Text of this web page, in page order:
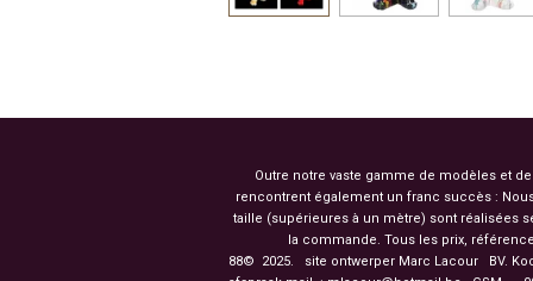
Outre notre vaste gamme de modèles et
rencontrent également un franc succès :
taille (supérieures à un mètre) sont réalisées
la commande. Tous les prix,
88© 2025. site ontwerper Marc Lacour BV.